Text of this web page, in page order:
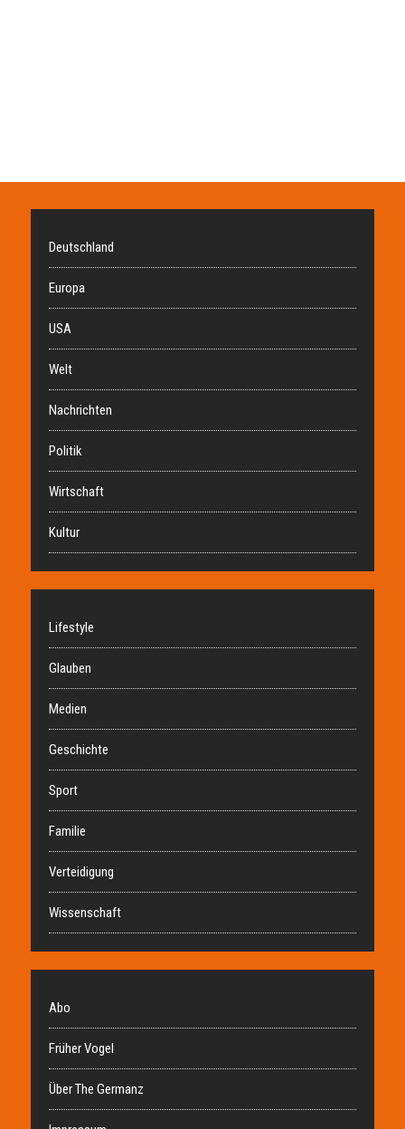
Deutschland
Europa
USA
Welt
Nachrichten
Politik
Wirtschaft
Kultur
Lifestyle
Glauben
Medien
Geschichte
Sport
Familie
Verteidigung
Wissenschaft
Abo
Früher Vogel
Über The Germanz